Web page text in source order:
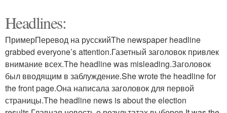
Headlines:
ПримерПеревод на русскийThe newspaper headline
grabbed everyone’s attention.Газетный заголовок привлек
внимание всех.The headline was misleading.Заголовок
был вводящим в заблуждение.She wrote the headline for
the front page.Она написала заголовок для первой
страницы.The headline news is about the election